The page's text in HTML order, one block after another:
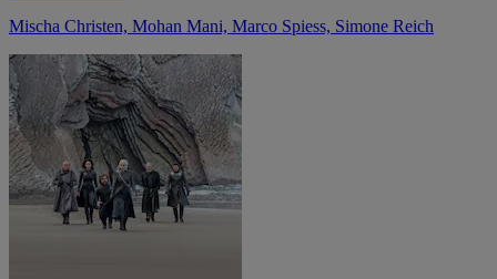
Mischa Christen, Mohan Mani, Marco Spiess, Simone Reich